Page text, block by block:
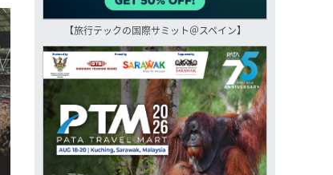
【旅行テックの国際サミット＠スペイン】